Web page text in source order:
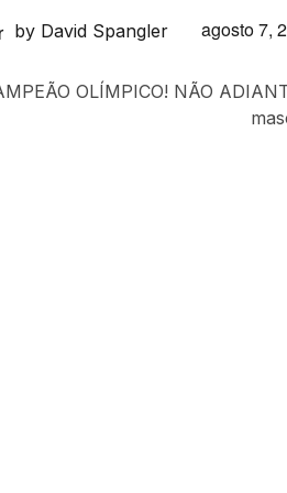
by David Spangler agosto 7,